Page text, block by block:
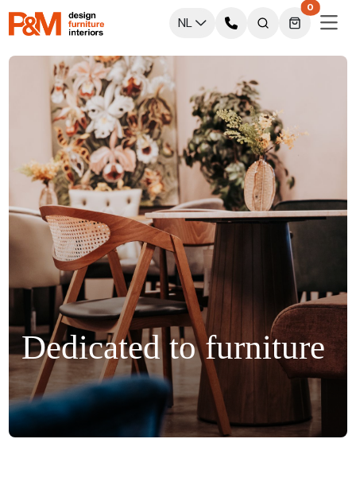
NL
0
Dedicated to furniture